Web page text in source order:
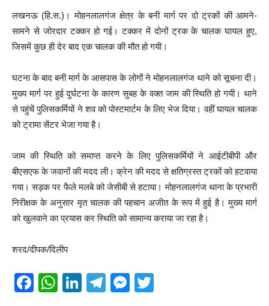
लखनऊ (हि.स.)। मोहनलालगंज क्षेत्र के बनी मार्ग पर दो ट्रकों की आमने-
सामने से जोरदार टक्कर हो गई। टक्कर में दोनों ट्रक के चालक घायल हुए,
जिसमें कुछ ही देर बाद एक चालक की मौत हो गयी।
घटना के बाद बनी मार्ग के आसपास के लोगों ने मोहनलालगंज थाने को सूचना दी।
मुख्य मार्ग पर हुई दुर्घटना के कारण सुबह के वक्त जाम की स्थिति हो गयी। थाने
से पहुंचें पुलिसकर्मियों ने शव को पोस्टमार्टम के लिए भेज दिया। वहीं घायल चालक
को ट्रामा सेंटर भेजा गया है।
जाम की स्थिति को समाप्त करने के लिए पुलिसकर्मियों ने आईटीबीपी और
बीएसएफ के जवानों की मदद ली। क्रेन की मदद से क्षतिग्रस्त ट्रकों को हटवाया
गया। सड़क पर फैले मलबे को जेसीबी से हटाया। मोहनलालगंज थाना के प्रभारी
निरीक्षक के अनुसार मृत चालक की पहचान अजीत के रूप में हुई है। मुख्य मार्ग
को खुलवाने का प्रयास कर स्थिति को सामान्य कराया जा रहा है।
शरद/दीपक/दिलीप
F
W
Li
T
M